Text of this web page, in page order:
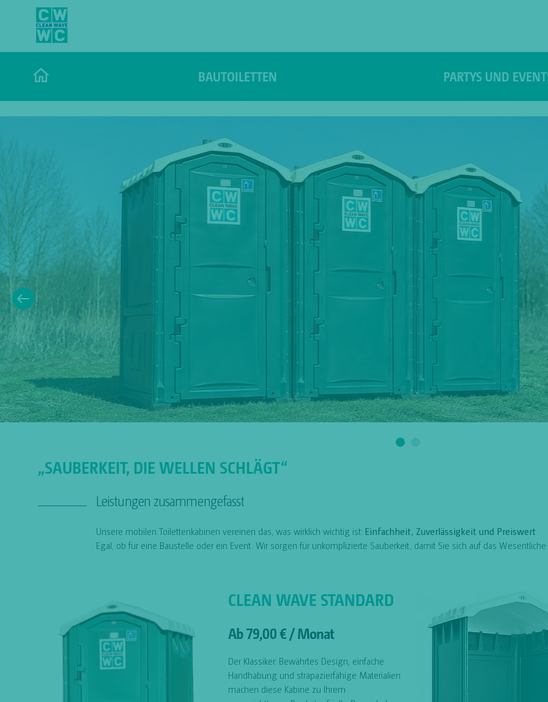
BAUTOILETTEN PARTYS UND
„SAUBERKEIT, DIE WELLEN SCHLÄGT“
Leistungen zusammengefasst
Unsere mobilen Toilettenkabinen vereinen das, was wirklich wichtig ist: Einfachheit, Zuverlässigkeit und Preiswert
Egal, ob für eine Baustelle oder ein Event. Wir sorgen für unkomplizierte Sauberkeit, damit Sie sich auf das
CLEAN WAVE STANDARD
Ab 79,00 € / Monat
Der Klassiker: Bewährtes Design, einfache
Handhabung und strapazierfähige Materialien
machen diese Kabine zu Ihrem